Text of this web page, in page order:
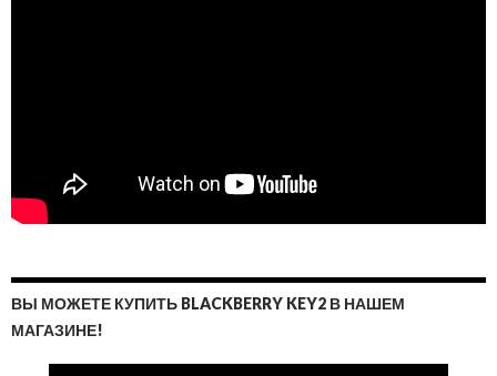
ВЫ МОЖЕТЕ КУПИТЬ BLACKBERRY KEY2 В НАШЕМ
МАГАЗИНЕ!